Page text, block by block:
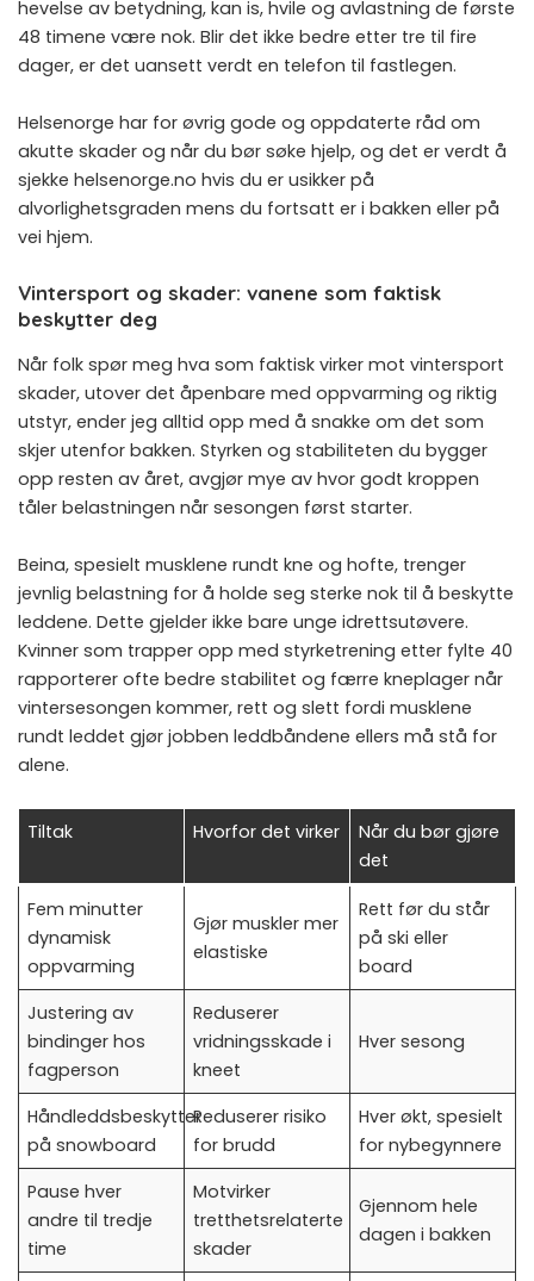
hevelse av betydning, kan is, hvile og avlastning de første
48 timene være nok. Blir det ikke bedre etter tre til fire
dager, er det uansett verdt en telefon til fastlegen.
Helsenorge har for øvrig gode og oppdaterte råd om
akutte skader og når du bør søke hjelp, og det er verdt å
sjekke helsenorge.no hvis du er usikker på
alvorlighetsgraden mens du fortsatt er i bakken eller på
vei hjem.
Vintersport og skader: vanene som faktisk
beskytter deg
Når folk spør meg hva som faktisk virker mot vintersport
skader, utover det åpenbare med oppvarming og riktig
utstyr, ender jeg alltid opp med å snakke om det som
skjer utenfor bakken. Styrken og stabiliteten du bygger
opp resten av året, avgjør mye av hvor godt kroppen
tåler belastningen når sesongen først starter.
Beina, spesielt musklene rundt kne og hofte, trenger
jevnlig belastning for å holde seg sterke nok til å beskytte
leddene. Dette gjelder ikke bare unge idrettsutøvere.
Kvinner som trapper opp med styrketrening etter fylte 40
rapporterer ofte bedre stabilitet og færre kneplager når
vintersesongen kommer, rett og slett fordi musklene
rundt leddet gjør jobben leddbåndene ellers må stå for
alene.
Tiltak Hvorfor det virker
Når du bør gjøre
det
Fem minutter
dynamisk
oppvarming
Gjør muskler mer
elastiske
Rett før du står
på ski eller
board
Justering av
bindinger hos
fagperson
Reduserer
vridningsskade i
kneet
Hver sesong
Håndleddsbeskytter
på snowboard
Reduserer risiko
for brudd
Hver økt, spesielt
for nybegynnere
Pause hver
andre til tredje
time
Motvirker
tretthetsrelaterte
skader
Gjennom hele
dagen i bakken